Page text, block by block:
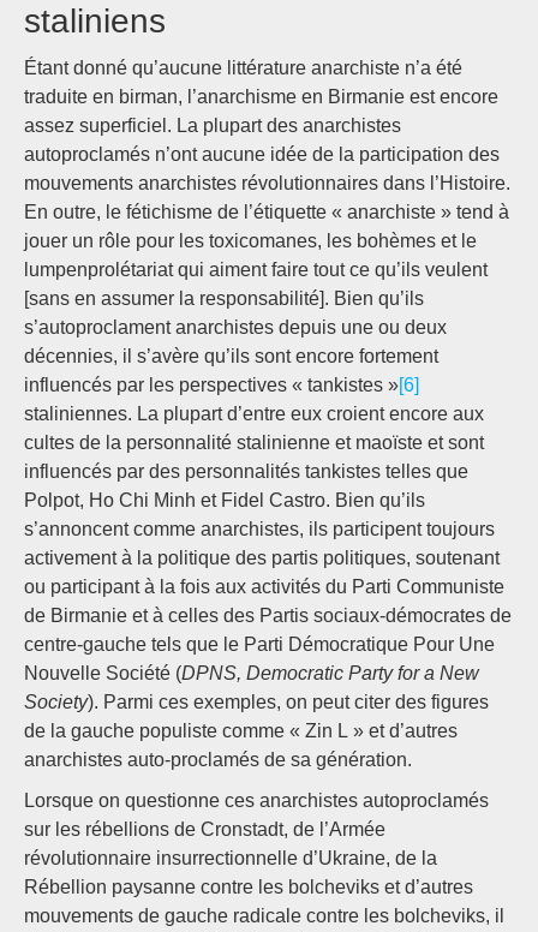
staliniens
Étant donné qu’aucune littérature anarchiste n’a été
traduite en birman, l’anarchisme en Birmanie est encore
assez superficiel. La plupart des anarchistes
autoproclamés n’ont aucune idée de la participation des
mouvements anarchistes révolutionnaires dans l’Histoire.
En outre, le fétichisme de l’étiquette « anarchiste » tend à
jouer un rôle pour les toxicomanes, les bohèmes et le
lumpenprolétariat qui aiment faire tout ce qu’ils veulent
[sans en assumer la responsabilité]. Bien qu’ils
s’autoproclament anarchistes depuis une ou deux
décennies, il s’avère qu’ils sont encore fortement
influencés par les perspectives « tankistes »[6]
staliniennes. La plupart d’entre eux croient encore aux
cultes de la personnalité stalinienne et maoïste et sont
influencés par des personnalités tankistes telles que
Polpot, Ho Chi Minh et Fidel Castro. Bien qu’ils
s’annoncent comme anarchistes, ils participent toujours
activement à la politique des partis politiques, soutenant
ou participant à la fois aux activités du Parti Communiste
de Birmanie et à celles des Partis sociaux-démocrates de
centre-gauche tels que le Parti Démocratique Pour Une
Nouvelle Société (DPNS, Democratic Party for a New
Society). Parmi ces exemples, on peut citer des figures
de la gauche populiste comme « Zin L » et d’autres
anarchistes auto-proclamés de sa génération.
Lorsque on questionne ces anarchistes autoproclamés
sur les rébellions de Cronstadt, de l’Armée
révolutionnaire insurrectionnelle d’Ukraine, de la
Rébellion paysanne contre les bolcheviks et d’autres
mouvements de gauche radicale contre les bolcheviks, il